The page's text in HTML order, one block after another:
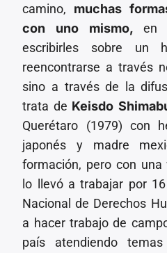
Invencible Radio
camino, muchas
con uno mismo, en
escribirles sobre un
reencontrarse a través
sino a través de la
trata de Keisdo
Querétaro (1979) con
japonés y madre
formación, pero con una
lo llevó a trabajar por
Nacional de Derechos
a hacer trabajo de
país atendiendo